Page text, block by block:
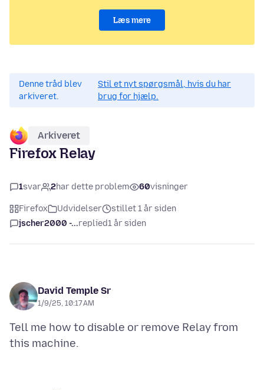
Læs mere
Denne tråd blev
arkiveret.
Stil et nyt spørgsmål, hvis du har
brug for hjælp.
Arkiveret
Firefox Relay
1svar 2har dette problem 60visninger
Firefox Udvidelser
stillet 1 år siden
jscher2000 -...replied1 år siden
David Temple Sr
1/9/25, 10:17 AM
Tell me how to disable or remove Relay from